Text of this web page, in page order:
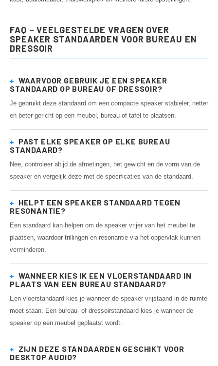
FAQ – VEELGESTELDE VRAGEN OVER
SPEAKER STANDAARDEN VOOR BUREAU EN
DRESSOIR
+ WAARVOOR GEBRUIK JE EEN SPEAKER
STANDAARD OP BUREAU OF DRESSOIR?
Je gebruikt deze standaard om een compacte speaker stabieler, netter
en beter gericht op een meubel, bureau of tafel te plaatsen.
+ PAST ELKE SPEAKER OP ELKE BUREAU
STANDAARD?
Nee, controleer altijd de afmetingen, het gewicht en de vorm van de
speaker en vergelijk deze met de specificaties van de standaard.
+ HELPT EEN SPEAKER STANDAARD TEGEN
RESONANTIE?
Een standaard kan helpen om de speaker vrijer van het meubel te
plaatsen, waardoor trillingen en resonantie via het oppervlak kunnen
verminderen.
+ WANNEER KIES IK EEN VLOERSTANDAARD IN
PLAATS VAN EEN BUREAU STANDAARD?
Een vloerstandaard kies je wanneer de speaker vrijstaand in de ruimte
moet staan. Een bureau- of dressoirstandaard kies je wanneer de
speaker op een meubel geplaatst wordt.
+ ZIJN DEZE STANDAARDEN GESCHIKT VOOR
DESKTOP AUDIO?